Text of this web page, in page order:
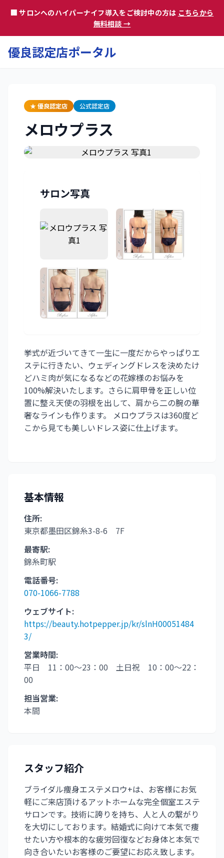
🏢 サロンへのハイパーナイフ導入をご検討中の方は こちらから
無料相談 →
優良認定店ポータル
★ 優良認定店 公式認定店
メロウプラス
サロン写真
挙式が近づいてきて一生に一度だからやっぱりエ
ステに行きたい、ウェディングドレスを決めたけ
どハミ肉が気になるなどの花嫁様のお悩みを
100%解決いたします。さらに肩甲骨を正しい位
置に整え天使の羽根を出して、肩から二の腕の華
奢なラインも作ります。 メロウプラスは360度ど
こから見ても美しいドレス姿に仕上げます。
基本情報
住所:
東京都墨田区錦糸3-8-6 7F
最寄駅:
錦糸町駅
電話番号:
070-1066-7788
ウェブサイト:
https://beauty.hotpepper.jp/kr/slnH00051484
3/
営業時間:
平日 11：00～23：00 土日祝 10：00～22：
00
担当営業:
本間
スタッフ紹介
ブライダル痩身エステメロウ+は、お客様にお気
軽にご来店頂けるアットホームな完全個室エステ
サロンです。技術に誇りを持ち、人と人の繋がり
を大切にしております。結婚式に向けて本気で痩
せたい方や根本的な疲労回復などお身体と本気で
向き合いたいお客様のご要望にお応え致します。